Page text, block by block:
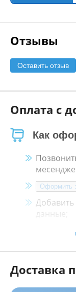
Отзывы
Оставить отзыв
Оплата с
Как
Оформить
Добавить
данные;
Как
Доставка